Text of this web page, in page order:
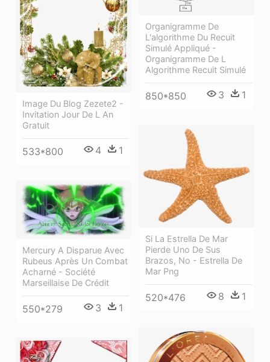
Organigramme De
L'algorithme Du Recuit
Simulé Appliqué -
Organigramme De L
Algorithme Recuit Simulé
850*850 3 1
Image Du Blog Zezete2 -
Invitation Jour De L An
Gratuit
533*800 4 1
Si La Estrella De Mar
Pierde Uno De Sus
Brazos, No - Estrella De
Mar Png
520*476 8 1
Mercury A Disparue Avec
Rubeus Après Un Combat
Acharné - Société
Marseillaise De Crédit
550*279 3 1